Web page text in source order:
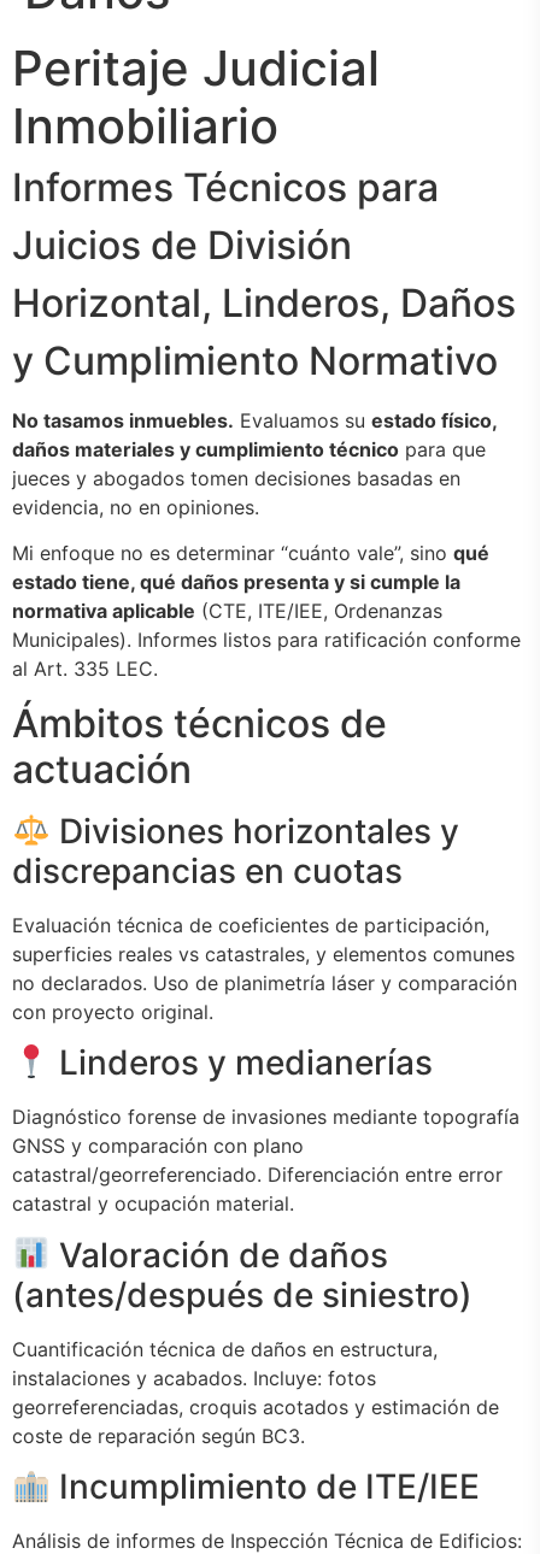
Peritaje Judicial
Inmobiliario
Informes Técnicos para
Juicios de División
Horizontal, Linderos, Daños
y Cumplimiento Normativo
No tasamos inmuebles. Evaluamos su estado físico,
daños materiales y cumplimiento técnico para que
jueces y abogados tomen decisiones basadas en
evidencia, no en opiniones.
Mi enfoque no es determinar “cuánto vale”, sino qué
estado tiene, qué daños presenta y si cumple la
normativa aplicable (CTE, ITE/IEE, Ordenanzas
Municipales). Informes listos para ratificación conforme
al Art. 335 LEC.
Ámbitos técnicos de
actuación
Divisiones horizontales y
discrepancias en cuotas
Evaluación técnica de coeficientes de participación,
superficies reales vs catastrales, y elementos comunes
no declarados. Uso de planimetría láser y comparación
con proyecto original.
Linderos y medianerías
Diagnóstico forense de invasiones mediante topografía
GNSS y comparación con plano
catastral/georreferenciado. Diferenciación entre error
catastral y ocupación material.
Valoración de daños
(antes/después de siniestro)
Cuantificación técnica de daños en estructura,
instalaciones y acabados. Incluye: fotos
georreferenciadas, croquis acotados y estimación de
coste de reparación según BC3.
Incumplimiento de ITE/IEE
Análisis de informes de Inspección Técnica de Edificios: